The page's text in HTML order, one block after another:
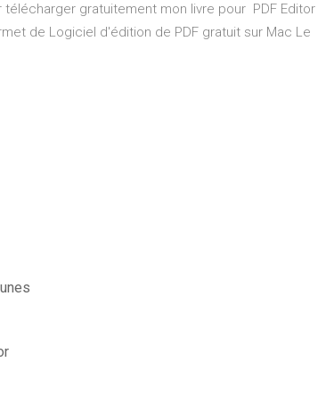
gratuitement mon livre pour PDF Editor
de Logiciel d'édition de PDF gratuit sur Mac Le